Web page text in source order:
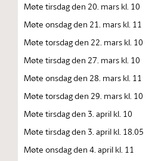
Møte tirsdag den 20. mars kl. 10
Møte onsdag den 21. mars kl. 11
Møte torsdag den 22. mars kl. 10
Møte tirsdag den 27. mars kl. 10
Møte onsdag den 28. mars kl. 11
Møte torsdag den 29. mars kl. 10
Møte tirsdag den 3. april kl. 10
Møte tirsdag den 3. april kl. 18.05
Møte onsdag den 4. april kl. 11